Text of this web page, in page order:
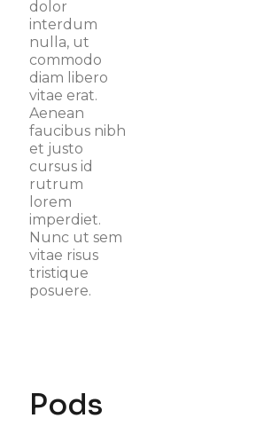
dolor
interdum
nulla, ut
commodo
diam libero
vitae erat.
Aenean
faucibus nibh
et justo
cursus id
rutrum
lorem
imperdiet.
Nunc ut sem
vitae risus
tristique
posuere.
Pods